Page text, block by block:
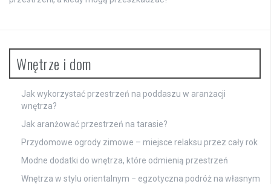
Wnętrze i dom
Jak wykorzystać przestrzeń na poddaszu w aranżacji
wnętrza?
Jak aranżować przestrzeń na tarasie?
Przydomowe ogrody zimowe – miejsce relaksu przez cały rok
Modne dodatki do wnętrza, które odmienią przestrzeń
Wnętrza w stylu orientalnym − egzotyczna podróż na własnym